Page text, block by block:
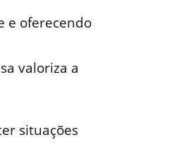
e oferecendo
valoriza a
situações